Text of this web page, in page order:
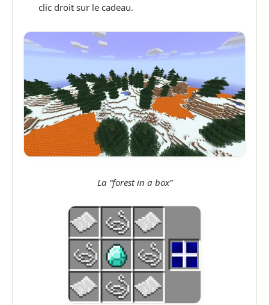
clic droit sur le cadeau.
La “forest in a box”